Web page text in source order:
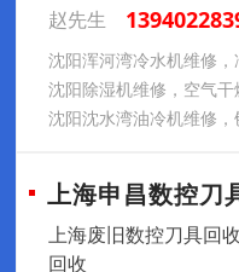
赵先生
沈阳浑河湾冷水机维修
沈阳除湿机维修，空气
沈阳沈水湾油冷机维修
上海申昌数控刀
上海废旧数控刀具回
回收